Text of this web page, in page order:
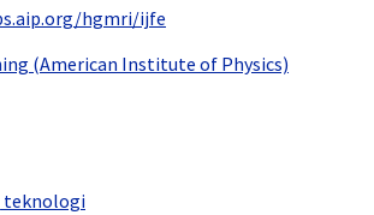
hgmri/ijfe
(American Institute of Physics)
teknologi